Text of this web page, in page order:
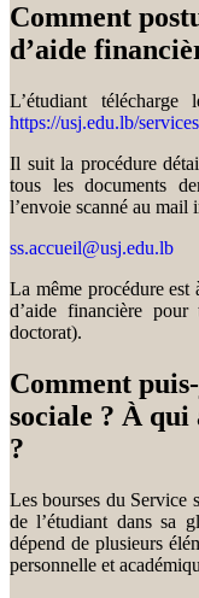
Comment
d’aide
L’étudiant
https://usj.edu.lb/
Il suit la procédure
tous les documents
l’envoie scanné au mail
ss.accueil@usj.edu.lb
La même procédure est
d’aide financière
doctorat).
Comment
sociale ? À qui
?
Les bourses du Service
de l’étudiant dans sa
dépend de plusieurs
personnelle et